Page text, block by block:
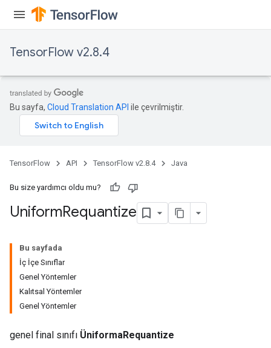
TensorFlow v2.8.4
Bu sayfa, Cloud Translation API ile çevrilmiştir.
TensorFlow API TensorFlow v2.8.4 Java
Bu size yardımcı oldu mu?
UniformRequantize
Bu sayfada
İç İçe Sınıflar
Genel Yöntemler
Kalıtsal Yöntemler
Genel Yöntemler
genel final sınıfı ÜniformaRequantize